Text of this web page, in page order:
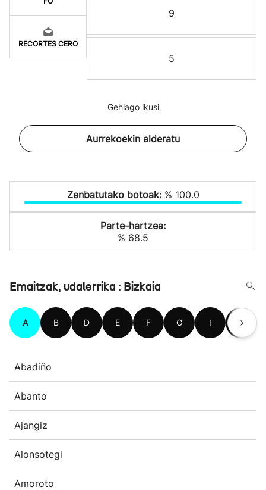
RECORTES CERO
9
5
Gehiago ikusi
Aurrekoekin alderatu
Zenbatutako botoak: % 100.0
Parte-hartzea:
% 68.5
Emaitzak, udalerrika : Bizkaia
A B D E F G I J
Abadiño
Abanto
Ajangiz
Alonsotegi
Amoroto